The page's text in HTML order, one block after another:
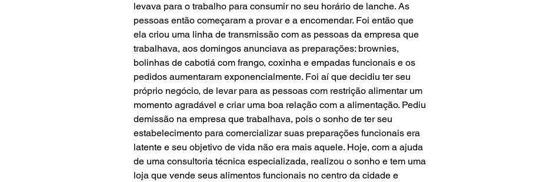
levava para o trabalho para consumir no seu horário de lanche. As
pessoas então começaram a provar e a encomendar. Foi então que
ela criou uma linha de transmissão com as pessoas da empresa que
trabalhava, aos domingos anunciava as preparações: brownies,
bolinhas de cabotiá com frango, coxinha e empadas funcionais e os
pedidos aumentaram exponencialmente. Foi aí que decidiu ter seu
próprio negócio, de levar para as pessoas com restrição alimentar um
momento agradável e criar uma boa relação com a alimentação. Pediu
demissão na empresa que trabalhava, pois o sonho de ter seu
estabelecimento para comercializar suas preparações funcionais era
latente e seu objetivo de vida não era mais aquele. Hoje, com a ajuda
de uma consultoria técnica especializada, realizou o sonho e tem uma
loja que vende seus alimentos funcionais no centro da cidade e